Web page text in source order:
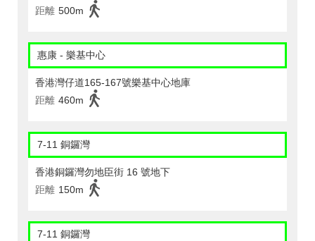
距離 500m
惠康 - 樂基中心
香港灣仔道165-167號樂基中心地庫
距離 460m
7-11 銅鑼灣
香港銅鑼灣勿地臣街 16 號地下
距離 150m
7-11 銅鑼灣